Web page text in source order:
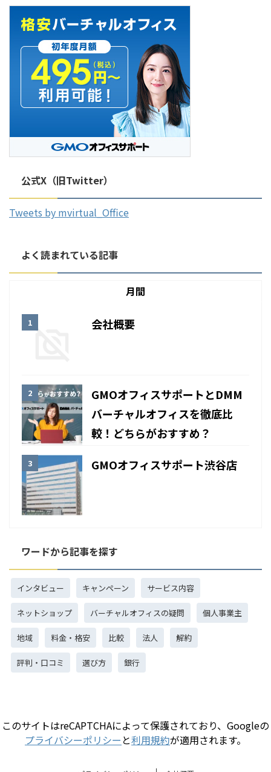
チャルオフィスでも法人の銀行口
座は開設できる ...
公式X（旧Twitter）
Tweets by mvirtual_Office
よく読まれている記事
月間
会社概要
GMOオフィスサポートとDMM
バーチャルオフィスを徹底比
較！どちらがおすすめ？
GMOオフィスサポート渋谷店
ワードから記事を探す
インタビュー キャンペーン サービス内容
ネットショップ バーチャルオフィスの疑問 個人事業主
地域 料金・格安 比較 法人 解約
評判・口コミ 選び方 銀行
このサイトはreCAPTCHAによって保護されており、Googleの
プライバシーポリシー と利用規約が適用されます。